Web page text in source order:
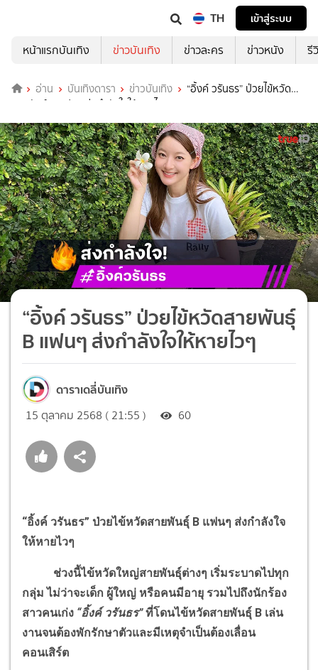
TH
เข้าสู่ระบบ
หน้าแรกบันเทิง
ข่าวบันเทิง ข่าวละคร ข่าวหนัง รี
อ่าน บันเทิงดารา ข่าวบันเทิง
“อิ้งค์ วรันธร” ป่วยไข้หวัด
สายพันธุ์ B แฟนๆ ส่งกำลังใจให้หายไวๆ
“อิ้งค์ วรันธร” ป่วยไข้หวัดสายพันธุ์
B แฟนๆ ส่งกำลังใจให้หายไวๆ
ดาราเดลี่บันเทิง
15 ตุลาคม 2568 ( 21:55 ) 60
“อิ้งค์ วรันธร” ป่วยไข้หวัดสายพันธุ์ B แฟนๆ ส่งกำลังใจ
ให้หายไวๆ
ช่วงนี้ไข้หวัดใหญ่สายพันธุ์ต่างๆ เริ่มระบาดไปทุก
กลุ่ม ไม่ว่าจะเด็ก ผู้ใหญ่ หรือคนมีอายุ รวมไปถึงนักร้อง
สาวคนเก่ง “อิ้งค์ วรันธร”ที่โดนไข้หวัดสายพันธุ์ B เล่น
งานจนต้องพักรักษาตัวและมีเหตุจำเป็นต้องเลื่อน
คอนเสิร์ต